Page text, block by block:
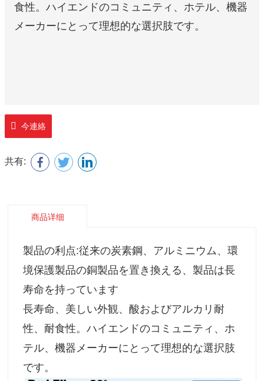
食性。ハイエンドのコミュニティ、ホテル、機器
メーカーにとって理想的な選択肢です。
今連絡
共有:
商品详细
製品の利点:従来の炭素鋼、アルミニウム、環
境保護製品の銅製品を置き換える、製品は長
寿命を持っています
長寿命、美しい外観、酸およびアルカリ耐
性、耐食性。ハイエンドのコミュニティ、ホ
テル、機器メーカーにとって理想的な選択肢
です。